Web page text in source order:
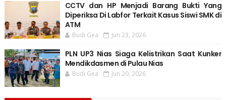
CCTV dan HP Menjadi Barang Bukti Yang
Diperiksa Di Labfor Terkait Kasus Siswi SMK di
ATM
Budi Gea Jun 23, 2026
PLN UP3 Nias Siaga Kelistrikan Saat Kunker
Mendikdasmen di Pulau Nias
Budi Gea Jun 20, 2026